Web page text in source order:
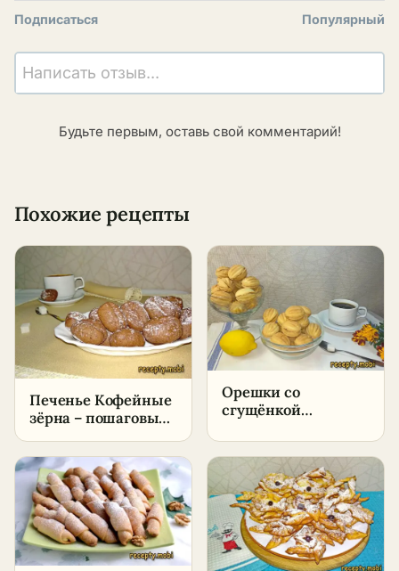
Подписаться Популярный
Написать отзыв...
Будьте первым, оставь свой комментарий!
Похожие рецепты
Печенье Кофейные
зёрна – пошаговый
условиях
Орешки со
сгущёнкой
рецепт –
пошаговый рецепт
в домашних
условиях